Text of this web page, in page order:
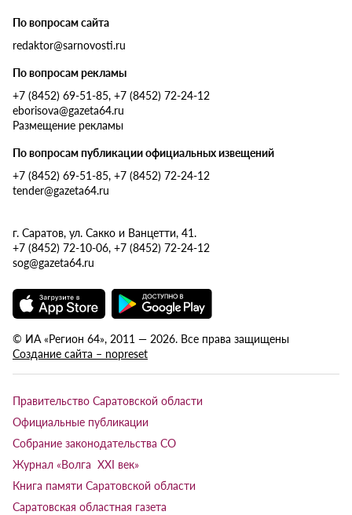
По вопросам сайта
redaktor@sarnovosti.ru
По вопросам рекламы
+7 (8452) 69-51-85, +7 (8452) 72-24-12
eborisova@gazeta64.ru
Размещение рекламы
По вопросам публикации официальных извещений
+7 (8452) 69-51-85, +7 (8452) 72-24-12
tender@gazeta64.ru
г. Саратов, ул. Сакко и Ванцетти, 41.
+7 (8452) 72-10-06, +7 (8452) 72-24-12
sog@gazeta64.ru
© ИА «Регион 64», 2011 — 2026. Все права защищены
Создание сайта – nopreset
Правительство Саратовской области
Официальные публикации
Собрание законодательства СО
Журнал «Волга XXI век»
Книга памяти Саратовской области
Саратовская областная газета